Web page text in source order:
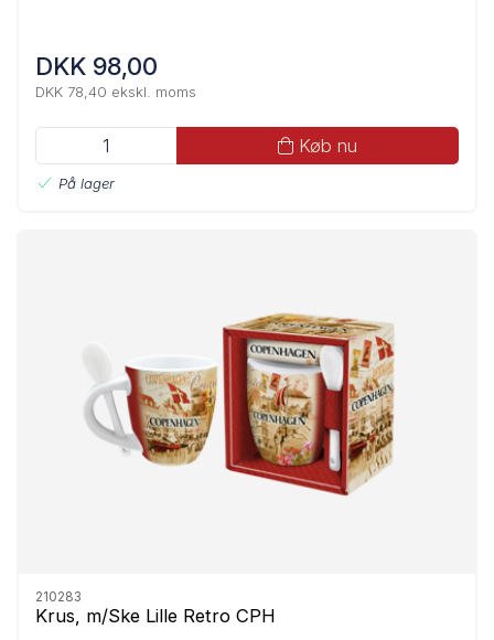
DKK 98,00
DKK 78,40 ekskl. moms
Køb nu
På lager
210283
Krus, m/Ske Lille Retro CPH